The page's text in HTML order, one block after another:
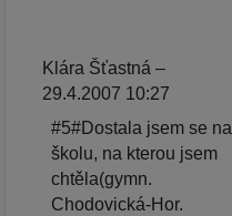
Klára Šťastná –
29.4.2007 10:27
#5#Dostala jsem se na
školu, na kterou jsem
chtěla(gymn.
Chodovická-Hor.